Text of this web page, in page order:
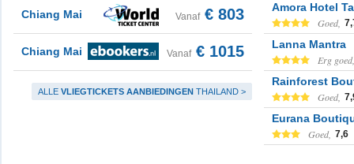
Chiang Mai Vanaf € 803
Chiang Mai Vanaf € 1015
ALLE VLIEGTICKETS AANBIEDINGEN THAILAND >
Amora Hotel
Goed,
Lanna Mantra
Erg goed,
Rainforest
Goed,
Eurana
Goed, 7,6